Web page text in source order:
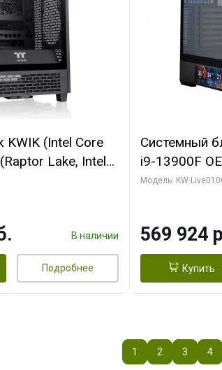
KWIK (Intel Core
Lake, Intel
ГБ ОЗУ (2
SSD)
В наличии
Подробнее
Системный
i9-13900F
7, Efficient-
Turbo/ 512
Модель: KW-
569 924
Купить
1 2 3 4